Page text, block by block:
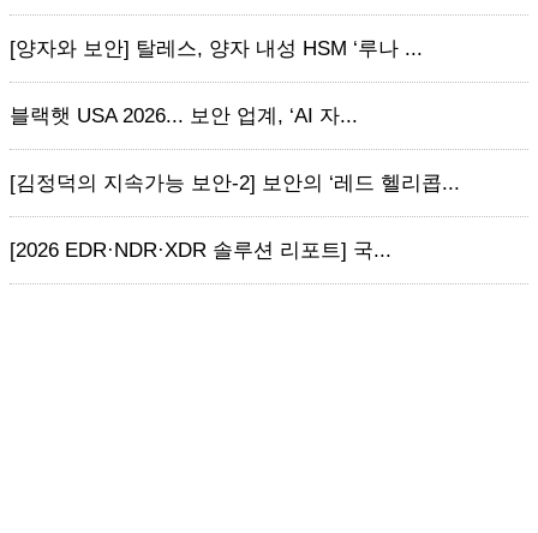
[양자와 보안] 탈레스, 양자 내성 HSM ‘루나 ...
블랙햇 USA 2026... 보안 업계, ‘AI 자...
[김정덕의 지속가능 보안-2] 보안의 ‘레드 헬리콥...
[2026 EDR·NDR·XDR 솔루션 리포트] 국...